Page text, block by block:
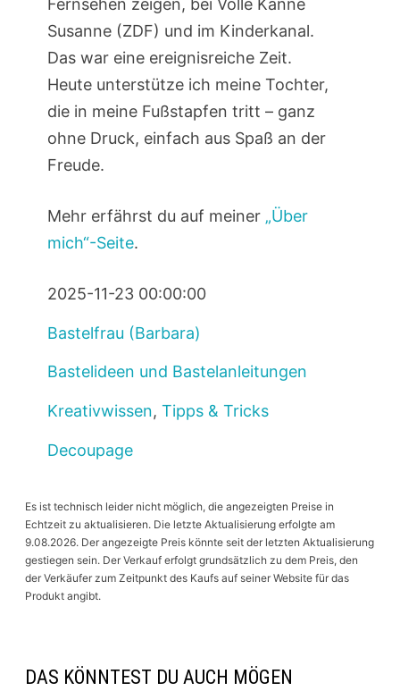
Fernsehen zeigen, bei Volle Kanne
Susanne (ZDF) und im Kinderkanal.
Das war eine ereignisreiche Zeit.
Heute unterstütze ich meine Tochter,
die in meine Fußstapfen tritt – ganz
ohne Druck, einfach aus Spaß an der
Freude.
Mehr erfährst du auf meiner „Über
mich“-Seite.
2025-11-23 00:00:00
Bastelfrau (Barbara)
Bastelideen und Bastelanleitungen
Kreativwissen, Tipps & Tricks
Decoupage
Es ist technisch leider nicht möglich, die angezeigten Preise in
Echtzeit zu aktualisieren. Die letzte Aktualisierung erfolgte am
9.08.2026. Der angezeigte Preis könnte seit der letzten Aktualisierung
gestiegen sein. Der Verkauf erfolgt grundsätzlich zu dem Preis, den
der Verkäufer zum Zeitpunkt des Kaufs auf seiner Website für das
Produkt angibt.
DAS KÖNNTEST DU AUCH MÖGEN